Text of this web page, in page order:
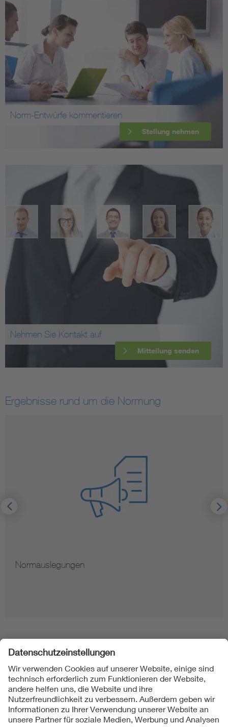
Norm-Entwürfe kommentieren
Stellung nehmen
Nehmen Sie Kontakt auf
Mitteilung senden
Ergebnisse rund um die Normung
Hinweise zur Vervielfältigung von Normen
Folgen Sie uns